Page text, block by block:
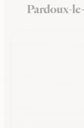
Pardoux-